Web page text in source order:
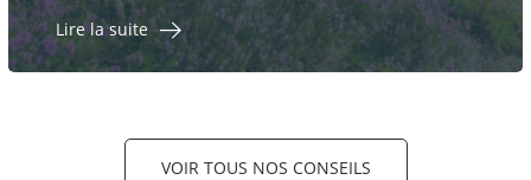
Lire la suite
VOIR TOUS NOS CONSEILS